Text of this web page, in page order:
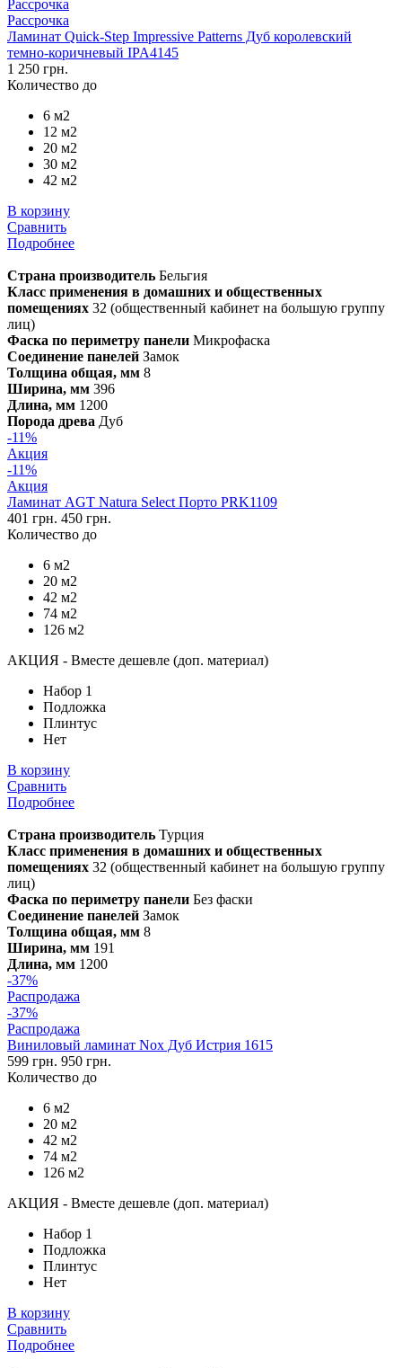
Рассрочка
Рассрочка
Ламинат Quick-Step Impressive Patterns Дуб королевский
темно-коричневый IPA4145
1 250 грн.
Количество до
6 м2
12 м2
20 м2
30 м2
42 м2
В корзину
Сравнить
Подробнее
Страна производитель Бельгия
Класс применения в домашних и общественных
помещениях 32 (общественный кабинет на большую группу
лиц)
Фаска по периметру панели Микрофаска
Соединение панелей Замок
Толщина общая, мм 8
Ширина, мм 396
Длина, мм 1200
Порода древа Дуб
-11%
Акция
-11%
Акция
Ламинат AGT Natura Select Порто PRK1109
401 грн. 450 грн.
Количество до
6 м2
20 м2
42 м2
74 м2
126 м2
АКЦИЯ - Вместе дешевле (доп. материал)
Набор 1
Подложка
Плинтус
Нет
В корзину
Сравнить
Подробнее
Страна производитель Турция
Класс применения в домашних и общественных
помещениях 32 (общественный кабинет на большую группу
лиц)
Фаска по периметру панели Без фаски
Соединение панелей Замок
Толщина общая, мм 8
Ширина, мм 191
Длина, мм 1200
-37%
Распродажа
-37%
Распродажа
Виниловый ламинат Nox Дуб Истрия 1615
599 грн. 950 грн.
Количество до
6 м2
20 м2
42 м2
74 м2
126 м2
АКЦИЯ - Вместе дешевле (доп. материал)
Набор 1
Подложка
Плинтус
Нет
В корзину
Сравнить
Подробнее